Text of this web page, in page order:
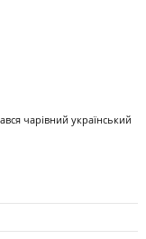
чарівний український